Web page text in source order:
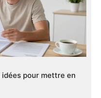
pour mettre en